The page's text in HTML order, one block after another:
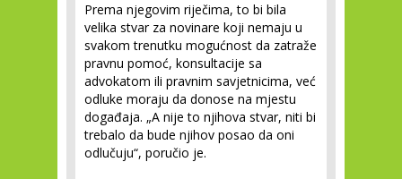
Prema njegovim riječima, to bi bila
velika stvar za novinare koji nemaju u
svakom trenutku mogućnost da zatraže
pravnu pomoć, konsultacije sa
advokatom ili pravnim savjetnicima, već
odluke moraju da donose na mjestu
događaja. „A nije to njihova stvar, niti bi
trebalo da bude njihov posao da oni
odlučuju“, poručio je.